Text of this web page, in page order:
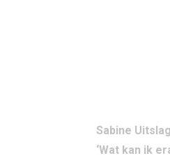
Sabine
‘Wat kan ik